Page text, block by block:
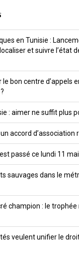
en Tunisie :
et suivre l’état
bon centre d’appels
: aimer ne suffit plus
accord d’association
passé ce lundi 11
sauvages dans le
champion : le trophée
veulent unifier le